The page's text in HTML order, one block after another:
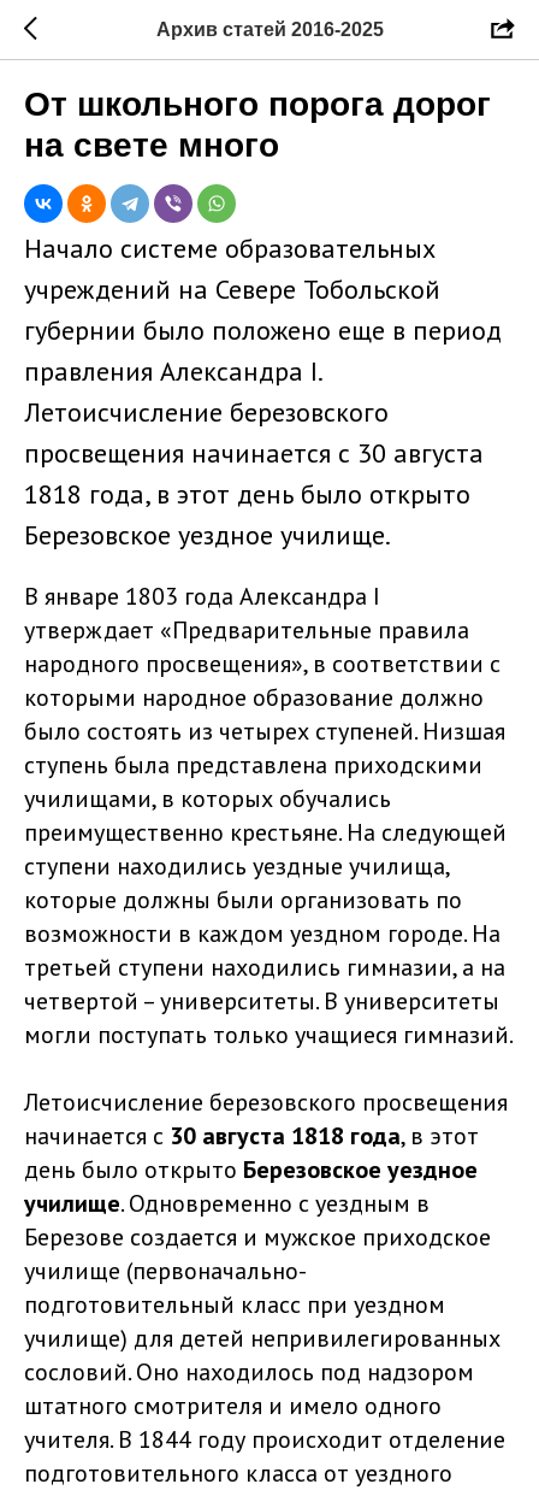
Архив статей 2016-2025
От школьного порога дорог
на свете много
Начало системе образовательных
учреждений на Севере Тобольской
губернии было положено еще в период
правления Александра I.
Летоисчисление березовского
просвещения начинается с 30 августа
1818 года, в этот день было открыто
Березовское уездное училище.
В январе 1803 года Александра I
утверждает «Предварительные правила
народного просвещения», в соответствии с
которыми народное образование должно
было состоять из четырех ступеней. Низшая
ступень была представлена приходскими
училищами, в которых обучались
преимущественно крестьяне. На следующей
ступени находились уездные училища,
которые должны были организовать по
возможности в каждом уездном городе. На
третьей ступени находились гимназии, а на
четвертой – университеты. В университеты
могли поступать только учащиеся гимназий.
Летоисчисление березовского просвещения
начинается с 30 августа 1818 года, в этот
день было открыто Березовское уездное
училище. Одновременно с уездным в
Березове создается и мужское приходское
училище (первоначально-
подготовительный класс при уездном
училище) для детей непривилегированных
сословий. Оно находилось под надзором
штатного смотрителя и имело одного
учителя. В 1844 году происходит отделение
подготовительного класса от уездного